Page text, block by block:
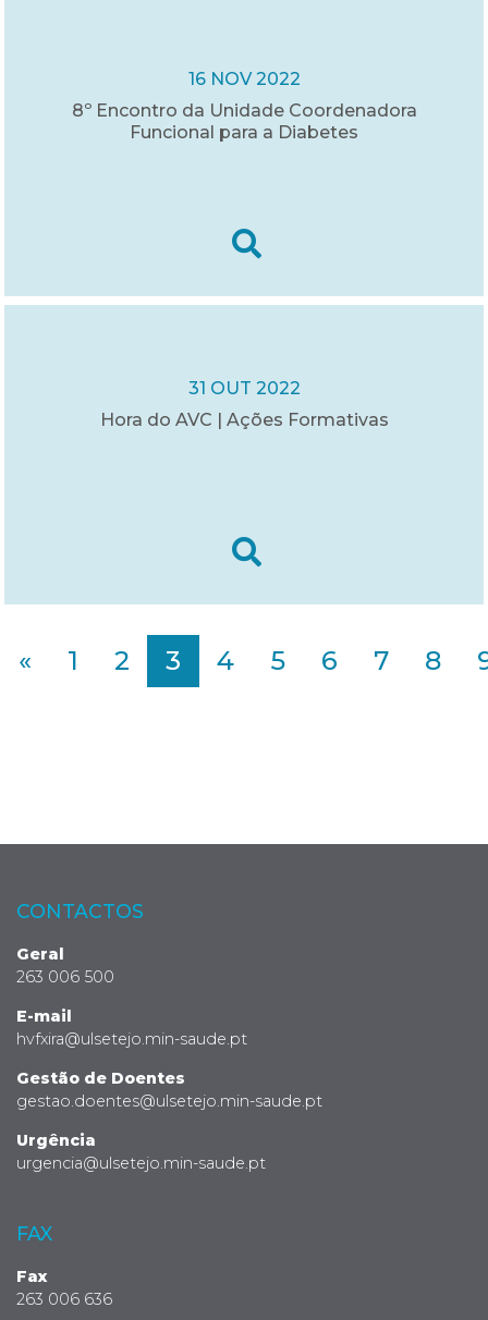
16 NOV 2022
8º Encontro da Unidade Coordenadora
Funcional para a Diabetes
31 OUT 2022
Hora do AVC | Ações Formativas
« 1 2 3 4 5 6 7 8
CONTACTOS
Geral
263 006 500
E-mail
hvfxira@ulsetejo.min-saude.pt
Gestão de Doentes
gestao.doentes@ulsetejo.min-saude.pt
Urgência
urgencia@ulsetejo.min-saude.pt
FAX
Fax
263 006 636